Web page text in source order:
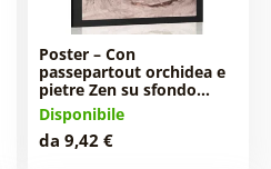
Poster – Con
passepartout orchidea e
pietre Zen su sfondo…
Disponibile
da 9,42 €